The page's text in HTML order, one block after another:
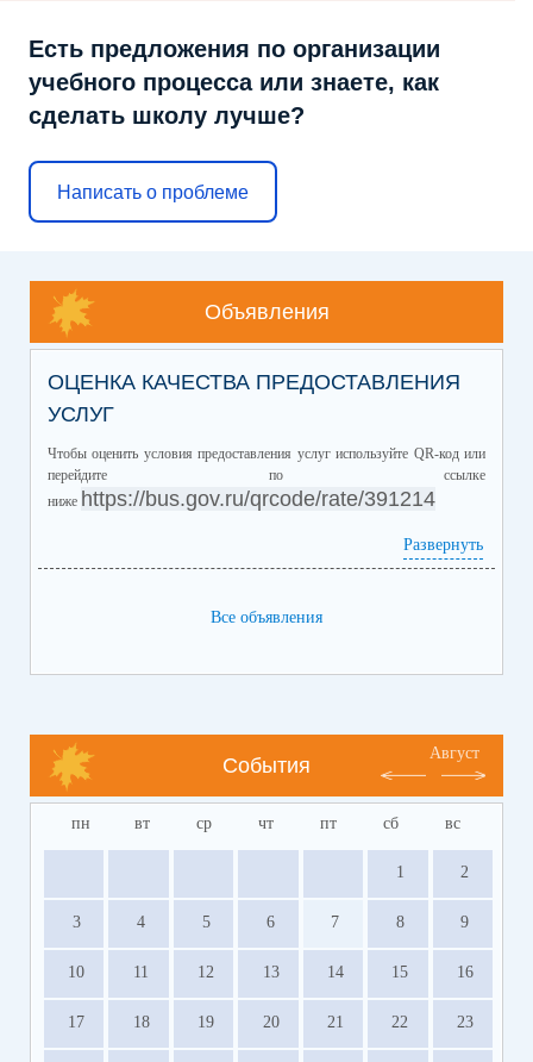
Есть предложения по организации
учебного процесса или знаете, как
сделать школу лучше?
Написать о проблеме
Объявления
ОЦЕНКА КАЧЕСТВА ПРЕДОСТАВЛЕНИЯ
УСЛУГ
Чтобы оценить условия предоставления услуг используйте QR-код или
перейдите по ссылке
ниже https://bus.gov.ru/qrcode/rate/391214
Развернуть
Все объявления
События
Август
пн вт ср чт пт сб вс
1 2
3 4 5 6 7 8 9
10 11 12 13 14 15 16
17 18 19 20 21 22 23